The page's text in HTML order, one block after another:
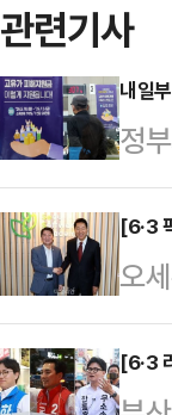
관련기사
내일
정
작
지
2차
을
▲2
[6·3
오
이
권
[6·3